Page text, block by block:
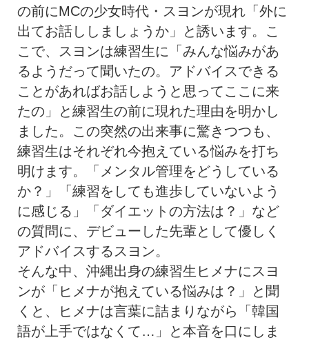
の前にMCの少女時代・ スヨンが現れ「外に
出てお話ししましょうか」と誘います。 こ
こで、スヨンは練習生に「 みんな悩みがあ
るようだって聞いたの。 アドバイスできる
ことがあればお話しようと思ってここに来
たの」
と練習生の前に現れた理由を明かし
ました。 この突然の出来事に驚きつつも、
練習生はそれぞれ今抱えている悩みを打ち
明けます。「 メンタル管理をどうしている
か？」「 練習をしても進歩していないよう
に感じる」「 ダイエットの方法は？」など
の質問に、 デビューした先輩として優しく
アドバイスするスヨン。
そんな中、沖縄出身の練習生ヒメナにスヨ
ンが「 ヒメナが抱えている悩みは？」と聞
くと、
ヒメナは言葉に詰まりながら「韓国
語が上手ではなくて…」
と本音を口にしま